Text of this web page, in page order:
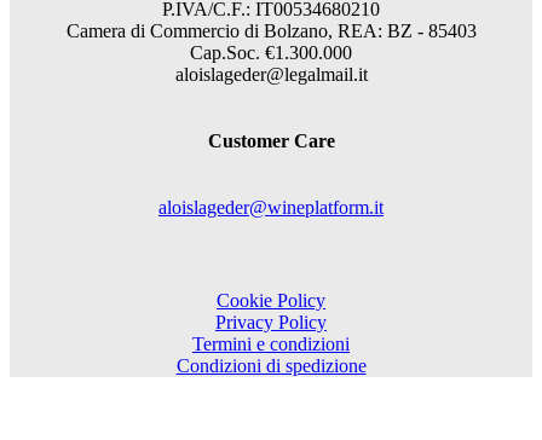
P.IVA/C.F.: IT00534680210
Camera di Commercio di Bolzano, REA: BZ - 85403
Cap.Soc. €1.300.000
aloislageder@legalmail.it
Customer Care
aloislageder@wineplatform.it
Cookie Policy
Privacy Policy
Termini e condizioni
Condizioni di spedizione